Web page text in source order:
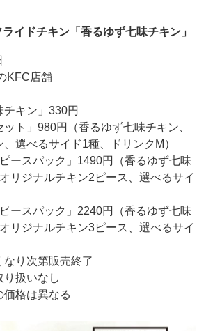
イドチキン「香るゆず七味チキン」
KFC店舗
チキン」330円
ット」980円（香るゆず七味チキン、
選べるサイド1種、ドリンクM）
ースパック」1490円（香るゆず七味
リジナルチキン2ピース、選べるサイ
ースパック」2240円（香るゆず七味
リジナルチキン3ピース、選べるサイ
り次第販売終了
扱いなし
格は異なる